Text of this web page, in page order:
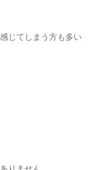
じてしまう方も多い